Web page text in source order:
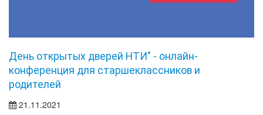
День открытых дверей НТИ" - онлайн-
конференция для старшеклассников и
родителей
21.11.2021